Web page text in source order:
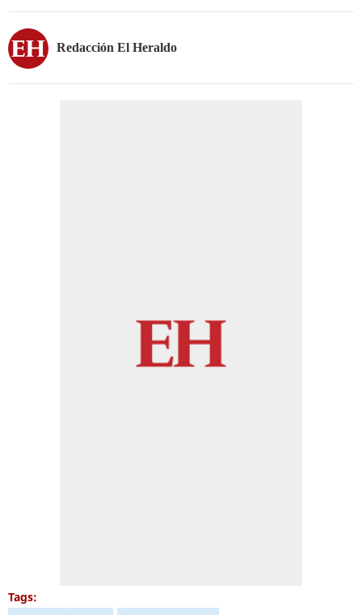
Redacción El Heraldo
Tags: